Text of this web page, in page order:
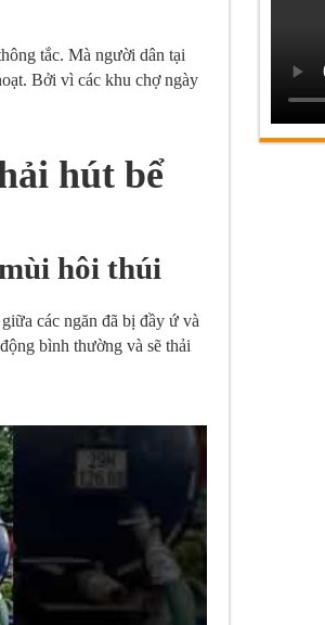
tắc. Mà người dân tại
Bởi vì các khu chợ ngày
hút bể
hôi thúi
các ngăn đã bị đầy ứ và
bình thường và sẽ thải